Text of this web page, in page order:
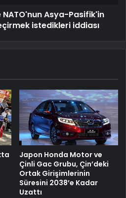
NATO'nun Asya-Pasifik'in
istedikleri iddiası
Japon Honda Motor ve
Çinli Gac Grubu, Çin’deki
Ortak Girişimlerinin
Süresini 2038’e Kadar
Uzattı